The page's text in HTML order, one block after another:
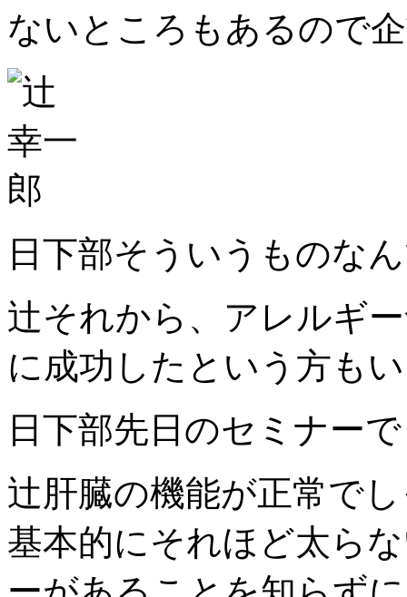
ないところもあるので
日下部そういうものな
辻それから、アレルギ
に成功したという方も
日下部先日のセミナー
辻肝臓の機能が正常で
基本的にそれほど太ら